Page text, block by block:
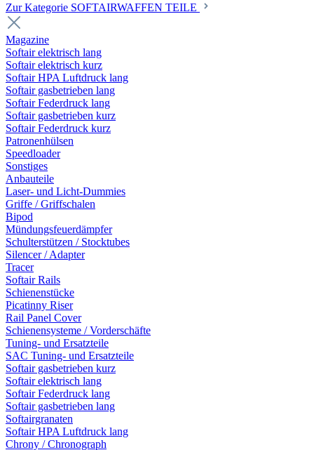
Zur Kategorie SOFTAIRWAFFEN TEILE
Magazine
Softair elektrisch lang
Softair elektrisch kurz
Softair HPA Luftdruck lang
Softair gasbetrieben lang
Softair Federdruck lang
Softair gasbetrieben kurz
Softair Federdruck kurz
Patronenhülsen
Speedloader
Sonstiges
Anbauteile
Laser- und Licht-Dummies
Griffe / Griffschalen
Bipod
Mündungsfeuerdämpfer
Schulterstützen / Stocktubes
Silencer / Adapter
Tracer
Softair Rails
Schienenstücke
Picatinny Riser
Rail Panel Cover
Schienensysteme / Vorderschäfte
Tuning- und Ersatzteile
SAC Tuning- und Ersatzteile
Softair gasbetrieben kurz
Softair elektrisch lang
Softair Federdruck lang
Softair gasbetrieben lang
Softairgranaten
Softair HPA Luftdruck lang
Chrony / Chronograph